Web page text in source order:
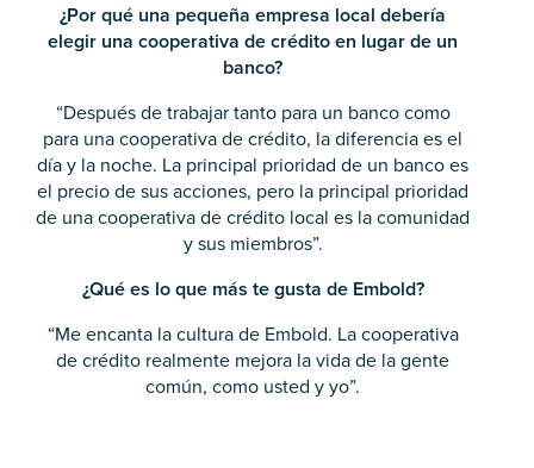
¿Por qué una pequeña empresa local debería
elegir una cooperativa de crédito en lugar de un
banco?
“Después de trabajar tanto para un banco como
para una cooperativa de crédito, la diferencia es el
día y la noche. La principal prioridad de un banco es
el precio de sus acciones, pero la principal prioridad
de una cooperativa de crédito local es la comunidad
y sus miembros”.
¿Qué es lo que más te gusta de Embold?
“Me encanta la cultura de Embold. La cooperativa
de crédito realmente mejora la vida de la gente
común, como usted y yo”.